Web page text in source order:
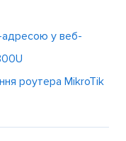
адресою у веб-
роутера MikroTik